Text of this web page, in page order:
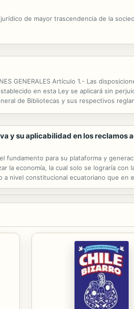
de mayor trascendencia de la
GENERALES Artículo 1.- Las
en esta Ley se aplicará sin
de Bibliotecas y sus respectivos
y su aplicabilidad en los reclamos
fundamento para su plataforma y
la economía, la cual solo se lograría con
nivel constitucional ecuatoriano que en
se encuentra en...